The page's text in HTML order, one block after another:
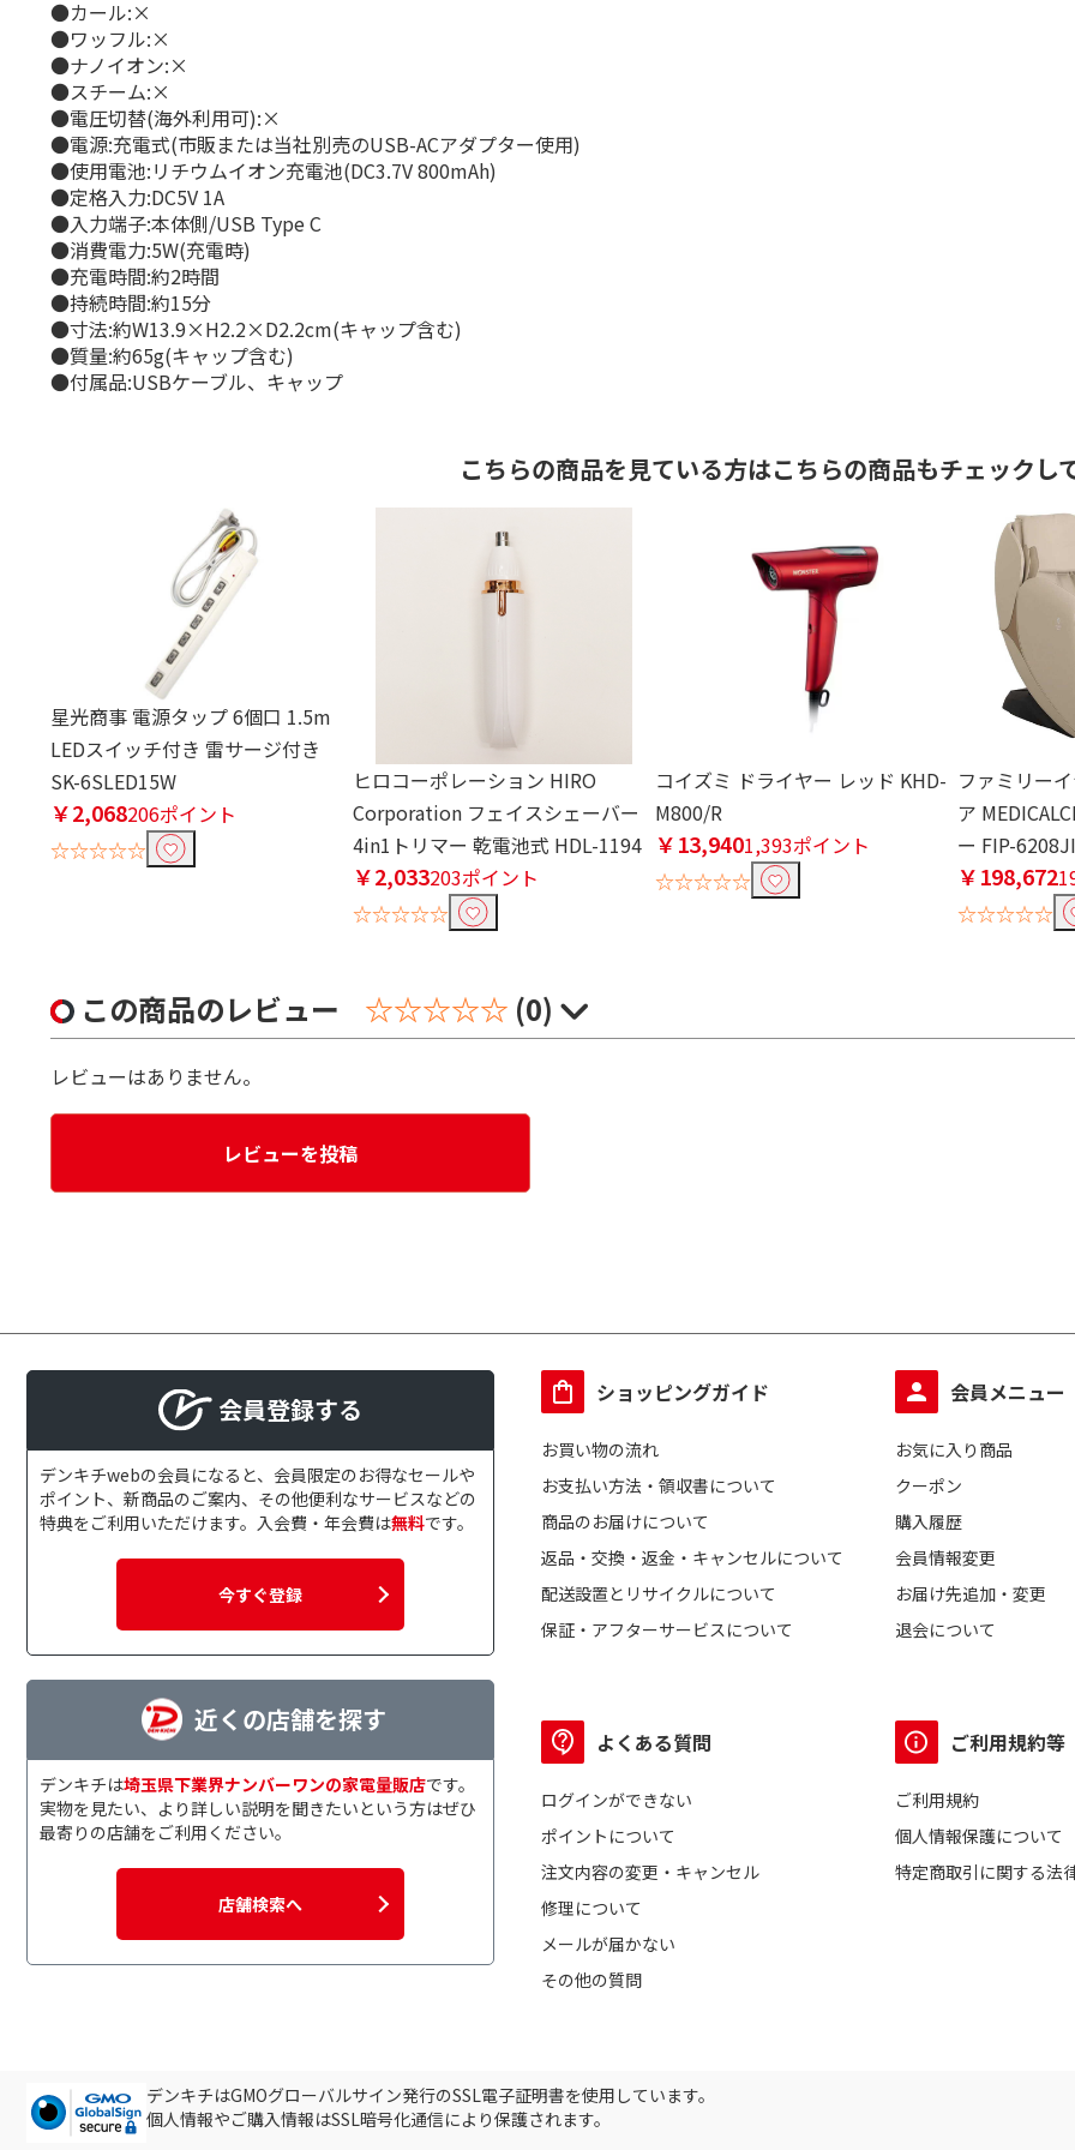
●カール:×
●ワッフル:×
●ナノイオン:×
●スチーム:×
●電圧切替(海外利用可):×
●電源:充電式(市販または当社別売のUSB-ACアダプター使用)
●使用電池:リチウムイオン充電池(DC3.7V 800mAh)
●定格入力:DC5V 1A
●入力端子:本体側/USB Type C
●消費電力:5W(充電時)
●充電時間:約2時間
●持続時間:約15分
●寸法:約W13.9×H2.2×D2.2cm(キャップ含む)
●質量:約65g(キャップ含む)
●付属品:USBケーブル、キャップ
こちらの商品を見ている方はこちらの商品もチェックし
星光商事 電源タップ 6個口 1.5m
LEDスイッチ付き 雷サージ付き
SK-6SLED15W
￥2,068206ポイント
☆☆☆☆☆
ヒロコーポレーション HIRO
Corporation フェイスシェーバー
4in1トリマー 乾電池式 HDL-1194
￥2,033203ポイント
☆☆☆☆☆
コイズミ ドライヤー レッド KHD-
M800/R
￥13,9401,393ポイント
☆☆☆☆☆
ファミリー
ア
ー FIP-
￥198,672
☆☆☆☆☆
この商品のレビュー ☆☆☆☆☆ (0)
レビューはありません。
レビューを投稿
会員登録する
デンキチwebの会員になると、会員限定のお得なセールや
ポイント、新商品のご案内、その他便利なサービスなどの
特典をご利用いただけます。入会費・年会費は無料です。
今すぐ登録
近くの店舗を探す
デンキチは埼玉県下業界ナンバーワンの家電量販店です。
実物を見たい、より詳しい説明を聞きたいという方はぜひ
最寄りの店舗をご利用ください。
店舗検索へ
ショッピングガイド
お買い物の流れ
お支払い方法・領収書について
商品のお届けについて
返品・交換・返金・キャンセルについて
配送設置とリサイクルについて
保証・アフターサービスについて
会員メニュー
お気に入り商品
クーポン
購入履歴
会員情報変更
お届け先追加・変更
退会について
よくある質問
ログインができない
ポイントについて
注文内容の変更・キャンセル
修理について
メールが届かない
その他の質問
ご利用規約等
ご利用規約
個人情報保護について
特定商取引に関する法
デンキチはGMOグローバルサイン発行のSSL電子証明書を使用しています。
個人情報やご購入情報はSSL暗号化通信により保護されます。